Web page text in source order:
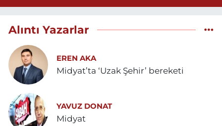
Alıntı Yazarlar
EREN AKA
Midyat’ta ‘Uzak Şehir’ bereketi
YAVUZ DONAT
Midyat